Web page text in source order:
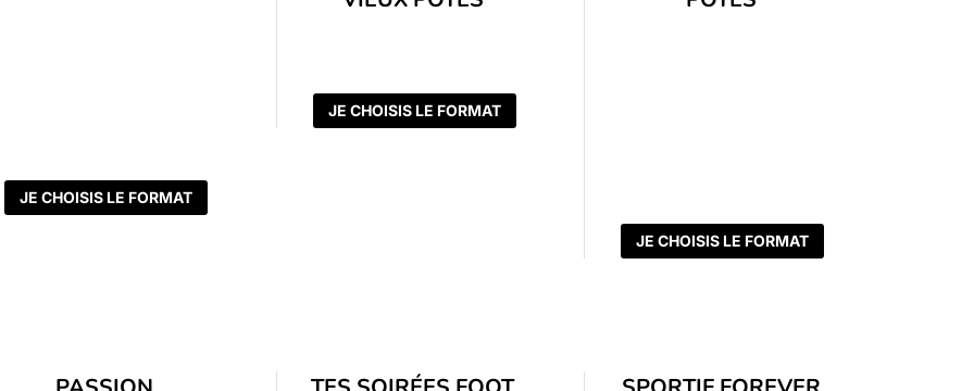
JE CHOISIS LE FORMAT
JE CHOISIS LE FORMAT
JE CHOISIS LE FORMAT